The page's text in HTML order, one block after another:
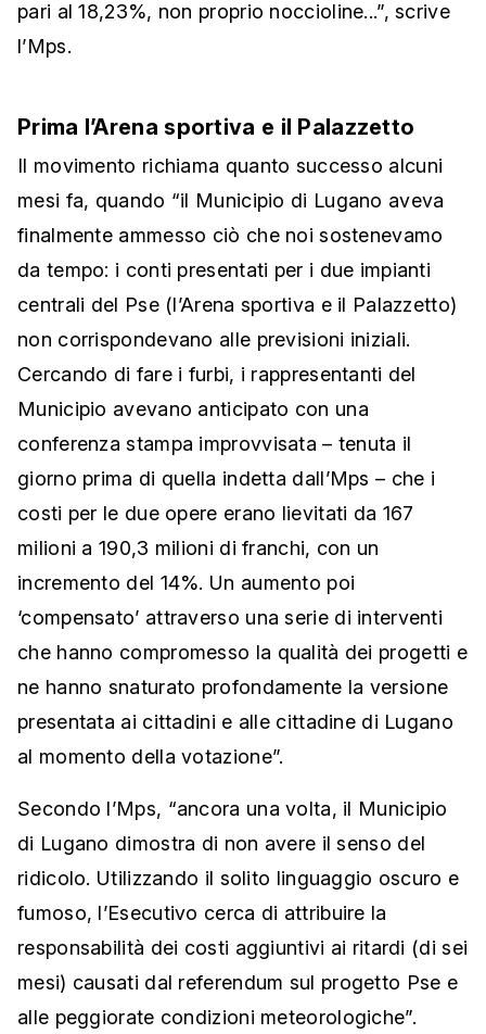
pari al 18,23%, non proprio noccioline...”, scrive
l’Mps.
Prima l’Arena sportiva e il Palazzetto
Il movimento richiama quanto successo alcuni
mesi fa, quando “il Municipio di Lugano aveva
finalmente ammesso ciò che noi sostenevamo
da tempo: i conti presentati per i due impianti
centrali del Pse (l’Arena sportiva e il Palazzetto)
non corrispondevano alle previsioni iniziali.
Cercando di fare i furbi, i rappresentanti del
Municipio avevano anticipato con una
conferenza stampa improvvisata – tenuta il
giorno prima di quella indetta dall’Mps – che i
costi per le due opere erano lievitati da 167
milioni a 190,3 milioni di franchi, con un
incremento del 14%. Un aumento poi
‘compensato’ attraverso una serie di interventi
che hanno compromesso la qualità dei progetti e
ne hanno snaturato profondamente la versione
presentata ai cittadini e alle cittadine di Lugano
al momento della votazione”.
Secondo l’Mps, “ancora una volta, il Municipio
di Lugano dimostra di non avere il senso del
ridicolo. Utilizzando il solito linguaggio oscuro e
fumoso, l’Esecutivo cerca di attribuire la
responsabilità dei costi aggiuntivi ai ritardi (di sei
mesi) causati dal referendum sul progetto Pse e
alle peggiorate condizioni meteorologiche”.